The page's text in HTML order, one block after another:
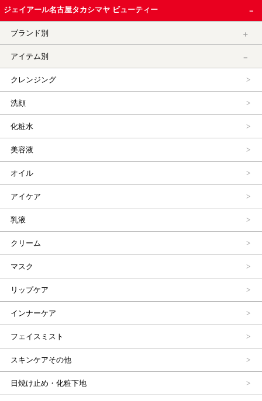
ジェイアール名古屋タカシマヤ ビューティー
ブランド別
アイテム別
クレンジング
洗顔
化粧水
美容液
オイル
アイケア
乳液
クリーム
マスク
リップケア
インナーケア
フェイスミスト
スキンケアその他
日焼け止め・化粧下地